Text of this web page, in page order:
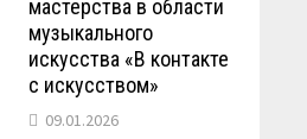
мастерства в области
музыкального
искусства «В контакте
с искусством»
09.01.2026